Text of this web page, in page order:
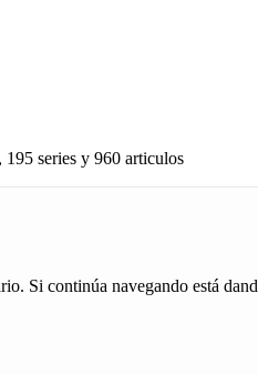
series y 960 articulos
Si continúa navegando está